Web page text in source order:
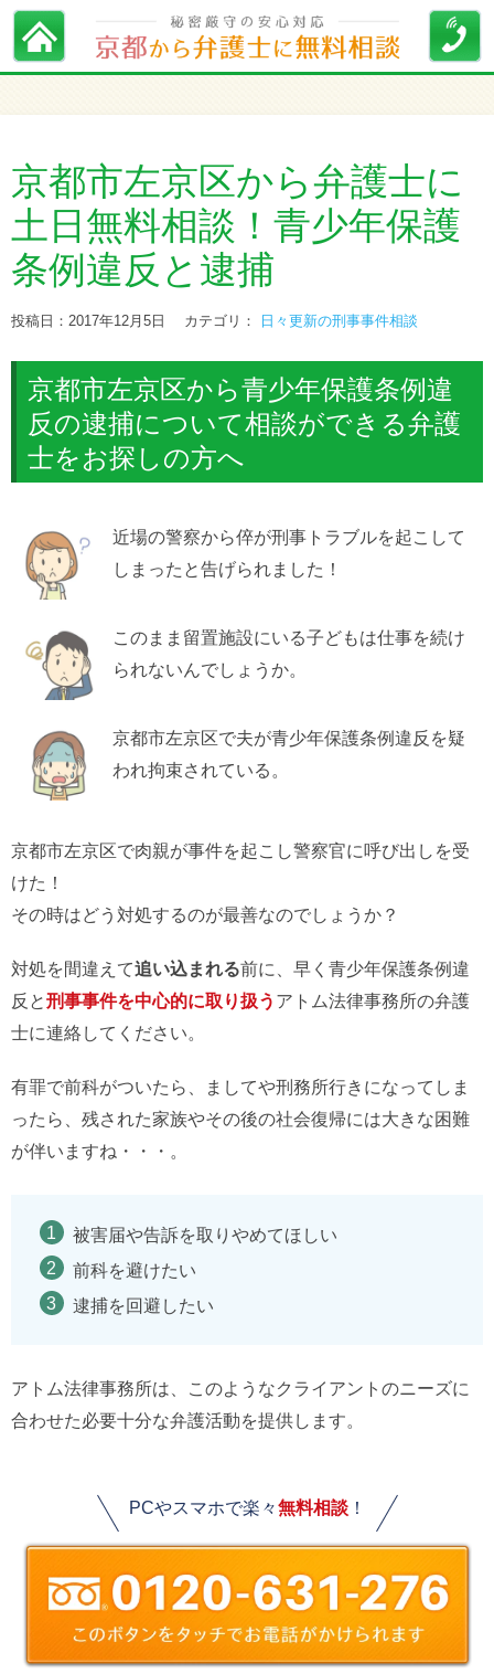
京都市左京区から弁護士に
土日無料相談！青少年保護
条例違反と逮捕
投稿日：2017年12月5日 カテゴリ： 日々更新の刑事事件相談
京都市左京区から青少年保護条例違
反の逮捕について相談ができる弁護
士をお探しの方へ
近場の警察から倅が刑事トラブルを起こして
しまったと告げられました！
このまま留置施設にいる子どもは仕事を続け
られないんでしょうか。
京都市左京区で夫が青少年保護条例違反を疑
われ拘束されている。
京都市左京区で肉親が事件を起こし警察官に呼び出しを受
けた！
その時はどう対処するのが最善なのでしょうか？
対処を間違えて追い込まれる前に、早く青少年保護条例違
反と刑事事件を中心的に取り扱う アトム法律事務所の弁護
士に連絡してください。
有罪で前科がついたら、ましてや刑務所行きになってしま
ったら、残された家族やその後の社会復帰には大きな困難
が伴いますね・・・。
被害届や告訴を取りやめてほしい
前科を避けたい
逮捕を回避したい
アトム法律事務所は、このようなクライアントのニーズに
合わせた必要十分な弁護活動を提供します。
PCやスマホで楽々無料相談！